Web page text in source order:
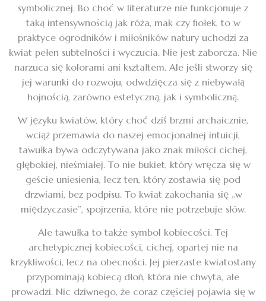
symbolicznej. Bo choć w literaturze nie funkcjonuje z
taką intensywnością jak róża, mak czy fiołek, to w
praktyce ogrodników i miłośników natury uchodzi za
kwiat pełen subtelności i wyczucia. Nie jest zaborcza. Nie
narzuca się kolorami ani kształtem. Ale jeśli stworzy się
jej warunki do rozwoju, odwdzięcza się z niebywałą
hojnością, zarówno estetyczną, jak i symboliczną.
W języku kwiatów, który choć dziś brzmi archaicznie,
wciąż przemawia do naszej emocjonalnej intuicji,
tawułka bywa odczytywana jako znak miłości cichej,
głębokiej, nieśmiałej. To nie bukiet, który wręcza się w
geście uniesienia, lecz ten, który zostawia się pod
drzwiami, bez podpisu. To kwiat zakochania się „w
międzyczasie”, spojrzenia, które nie potrzebuje słów.
Ale tawułka to także symbol kobiecości. Tej
archetypicznej kobiecości, cichej, opartej nie na
krzykliwości, lecz na obecności. Jej pierzaste kwiatostany
przypominają kobiecą dłoń, która nie chwyta, ale
prowadzi. Nic dziwnego, że coraz częściej pojawia się w